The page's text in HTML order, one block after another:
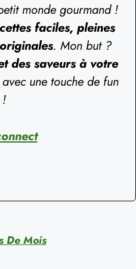
monde gourmand !
faciles, pleines
. Mon but ?
des saveurs à votre
une touche de fun
!
De Mois